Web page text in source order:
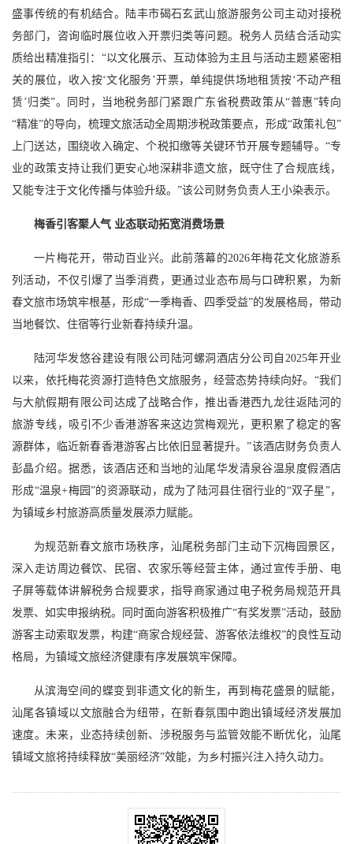
盛事传统的有机结合。陆丰市碣石玄武山旅游服务公司主动对接税
务部门，咨询临时展位收入开票归类等问题。税务人员结合活动实
质给出精准指引：“以文化展示、互动体验为主且与活动主题紧密相
关的展位，收入按‘文化服务’开票，单纯提供场地租赁按‘不动产租
赁’归类”。同时，当地税务部门紧跟广东省税费政策从“普惠”转向
“精准”的导向，梳理文旅活动全周期涉税政策要点，形成“政策礼包”
上门送达，围绕收入确定、个税扣缴等关键环节开展专题辅导。“专
业的政策支持让我们更安心地深耕非遗文旅，既守住了合规底线，
又能专注于文化传播与体验升级。”该公司财务负责人王小染表示。
梅香引客聚人气 业态联动拓宽消费场景
一片梅花开，带动百业兴。此前落幕的2026年梅花文化旅游系
列活动，不仅引爆了当季消费，更通过业态布局与口碑积累，为新
春文旅市场筑牢根基，形成“一季梅香、四季受益”的发展格局，带动
当地餐饮、住宿等行业新春持续升温。
陆河华发悠谷建设有限公司陆河螺洞酒店分公司自2025年开业
以来，依托梅花资源打造特色文旅服务，经营态势持续向好。“我们
与大航假期有限公司达成了战略合作，推出香港西九龙往返陆河的
旅游专线，吸引不少香港游客来这边赏梅观光，更积累了稳定的客
源群体，临近新春香港游客占比依旧显著提升。”该酒店财务负责人
彭晶介绍。据悉，该酒店还和当地的汕尾华发清泉谷温泉度假酒店
形成“温泉+梅园”的资源联动，成为了陆河县住宿行业的“双子星”，
为镇域乡村旅游高质量发展添力赋能。
为规范新春文旅市场秩序，汕尾税务部门主动下沉梅园景区，
深入走访周边餐饮、民宿、农家乐等经营主体，通过宣传手册、电
子屏等载体讲解税务合规要求，指导商家通过电子税务局规范开具
发票、如实申报纳税。同时面向游客积极推广“有奖发票”活动，鼓励
游客主动索取发票，构建“商家合规经营、游客依法维权”的良性互动
格局，为镇域文旅经济健康有序发展筑牢保障。
从滨海空间的蝶变到非遗文化的新生，再到梅花盛景的赋能，
汕尾各镇域以文旅融合为纽带，在新春氛围中跑出镇域经济发展加
速度。未来，业态持续创新、涉税服务与监管效能不断优化，汕尾
镇域文旅将持续释放“美丽经济”效能，为乡村振兴注入持久动力。